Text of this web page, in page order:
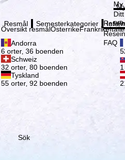
My
om
Resmål
Översikt resmålÖsterrikeFrankrike
Andorra
6 orter, 36 boenden
Schweiz
32 orter, 80 boenden
Tyskland
55 orter, 92 boenden
Semesterkategorier
FAQ
Sök